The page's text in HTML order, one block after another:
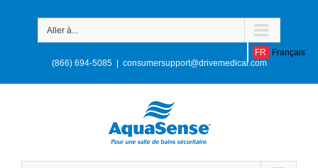
FR Français
Aller à...
(866) 694-5085 consumersupport@drivemedical.com